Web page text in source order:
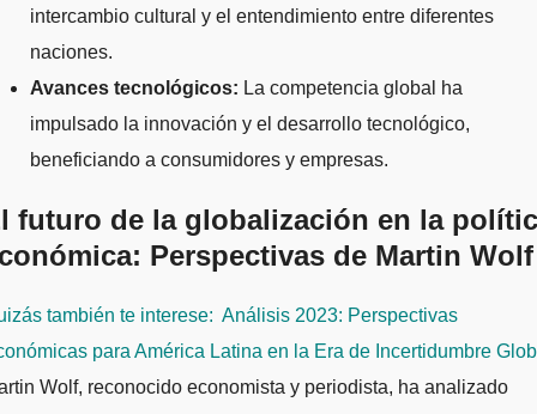
intercambio cultural y el entendimiento entre diferentes
naciones.
Avances tecnológicos: La competencia global ha
impulsado la innovación y el desarrollo tecnológico,
beneficiando a consumidores y empresas.
futuro de la globalización en la
Perspectivas de Martin Wolf
también te interese: Análisis 2023: Perspectivas
para América Latina en la Era de Incertidumbre
Wolf, reconocido economista y periodista, ha analizado